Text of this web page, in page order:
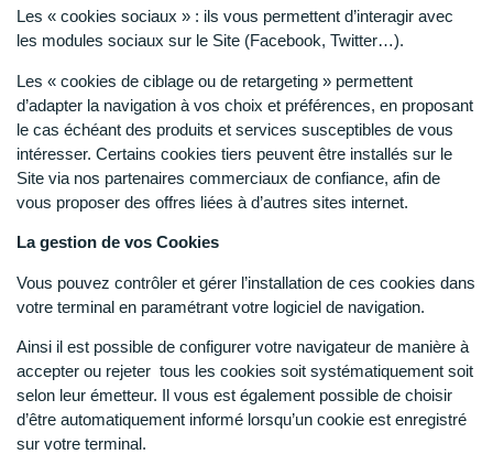
Les « cookies sociaux » : ils vous permettent d’interagir avec
les modules sociaux sur le Site (Facebook, Twitter…).
Les « cookies de ciblage ou de retargeting » permettent
d’adapter la navigation à vos choix et préférences, en proposant
le cas échéant des produits et services susceptibles de vous
intéresser. Certains cookies tiers peuvent être installés sur le
Site via nos partenaires commerciaux de confiance, afin de
vous proposer des offres liées à d’autres sites internet.
La gestion de vos Cookies
Vous pouvez contrôler et gérer l’installation de ces cookies dans
votre terminal en paramétrant votre logiciel de navigation.
Ainsi il est possible de configurer votre navigateur de manière à
accepter ou rejeter tous les cookies soit systématiquement soit
selon leur émetteur. Il vous est également possible de choisir
d’être automatiquement informé lorsqu’un cookie est enregistré
sur votre terminal.